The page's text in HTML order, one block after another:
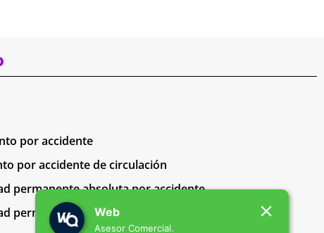
por accidente
por accidente de circulación
permanente absoluta por accidente
permanente total (para profesión habitual)
Web
Asesor Comercial.